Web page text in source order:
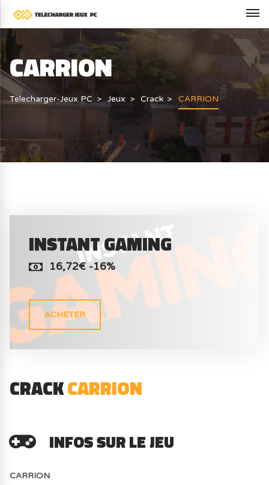
CARRION
Telecharger-Jeux PC Jeux Crack CARRION
INSTANT GAMING
16,72€ -16%
ACHETER
CRACKCARRION
INFOS SUR LE JEU
CARRION